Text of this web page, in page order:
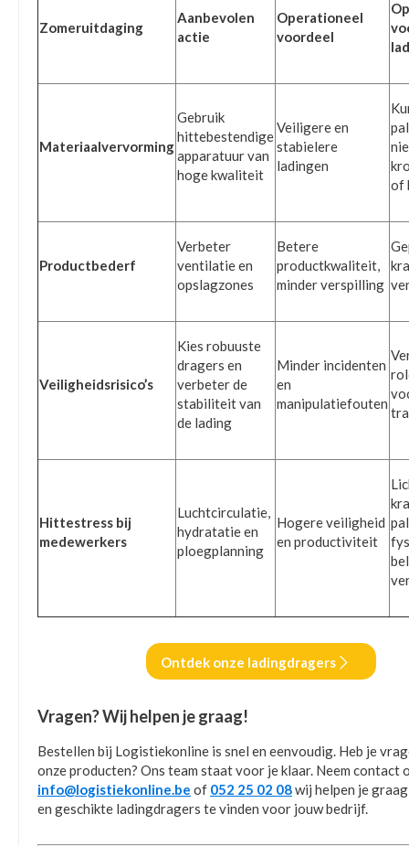
Zomeruitdaging
Aanbevolen
actie
Operationeel
voordeel
Materiaalvervorming
Gebruik
hittebestendige
apparatuur van
hoge kwaliteit
Veiligere en
stabielere
ladingen
of
Productbederf
Verbeter
ventilatie en
opslagzones
Betere
productkwaliteit,
minder verspilling
Veiligheidsrisico’s
Kies robuuste
dragers en
verbeter de
stabiliteit van
de lading
Minder incidenten
en
manipulatiefouten
Hittestress bij
medewerkers
Luchtcirculatie,
hydratatie en
ploegplanning
Hogere veiligheid
en productiviteit
Ontdek onze ladingdragers
Vragen? Wij helpen je graag!
Bestellen bij Logistiekonline is snel en eenvoudig. Heb je
onze producten? Ons team staat voor je klaar. Neem contact
info@logistiekonline.be of 052 25 02 08wij helpen je
en geschikte ladingdragers te vinden voor jouw bedrijf.